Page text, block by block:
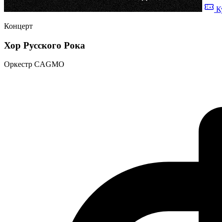
Концерт
Хор Русского Рока
Оркестр CAGMO